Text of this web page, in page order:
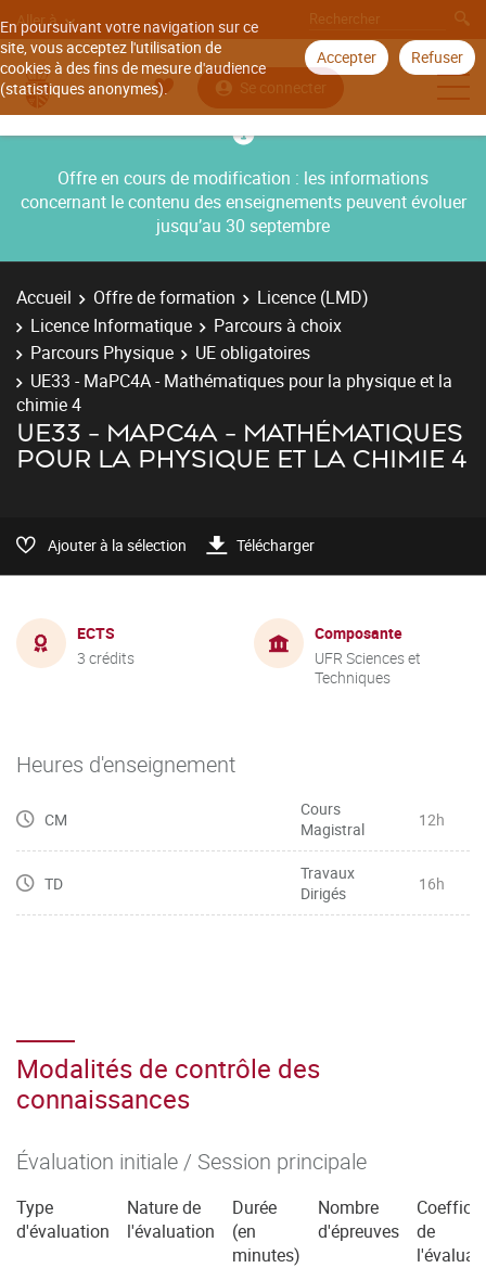
En poursuivant votre navigation sur ce
site, vous acceptez l'utilisation de
cookies à des fins de mesure d'audience
(statistiques anonymes).
Accepter Refuser
Aller à
Se connecter
Offre en cours de modification : les informations
concernant le contenu des enseignements peuvent évoluer
jusqu’au 30 septembre
Accueil Offre de formation
Licence (LMD)
Licence Informatique
Parcours à choix
Parcours Physique
UE obligatoires
UE33 - MaPC4A - Mathématiques pour la physique et la
chimie 4
UE33 - MAPC4A - MATHÉMATIQUES
POUR LA PHYSIQUE ET LA CHIMIE 4
Ajouter à la sélection Télécharger
ECTS
3 crédits
Composante
UFR Sciences et
Techniques
Heures d'enseignement
CM
Cours
Magistral
12h
TD
Travaux
Dirigés
16h
Modalités de contrôle des
connaissances
Évaluation initiale / Session principale
Type
d'évaluation
Nature de
l'évaluation
Durée
(en
minutes)
Nombre
d'épreuves
de